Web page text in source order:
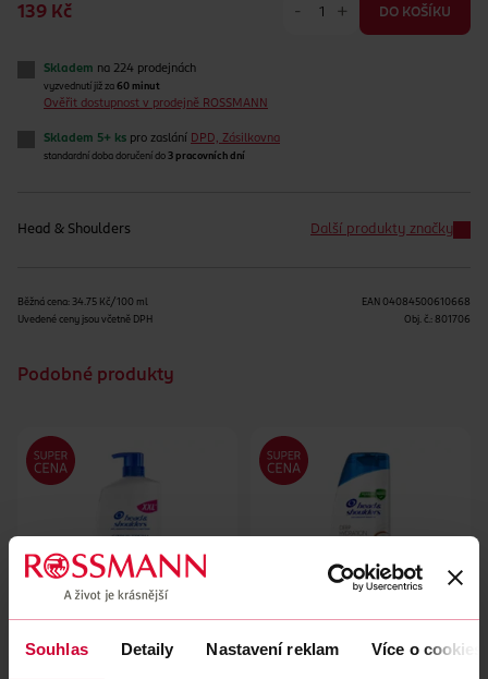
Souhlas Detaily Nastavení reklam Více o cookies
139 Kč - + DO KOŠÍKU
Skladem na 224 prodejnách
vyzvednutí již za 60 minut
Ověřit dostupnost v prodejně ROSSMANN
Skladem 5+ ks pro zaslání DPD, Zásilkovna
standardní doba doručení do 3 pracovních dní
Head & Shoulders Další produkty značky
Běžná cena: 34.75 Kč/100 ml
Uvedené ceny jsou včetně DPH
EAN 04084500610668
Obj. č.: 801706
Podobné produkty